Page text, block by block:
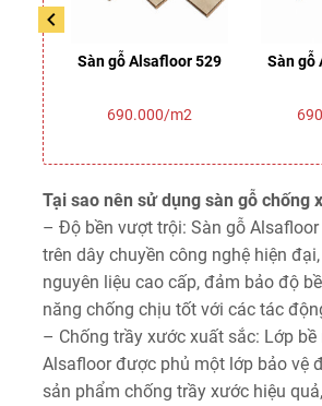
Sàn gỗ Alsafloor 529
690.000/m2
Sàn gỗ
Tại sao nên sử dụng sàn gỗ chống
– Độ bền vượt trội: Sàn gỗ
trên dây chuyền công nghệ hiện
nguyên liệu cao cấp, đảm bảo độ
năng chống chịu tốt với các tác
– Chống trầy xước xuất sắc: Lớp
Alsafloor được phủ một lớp bảo vệ
sản phẩm chống trầy xước hiệu